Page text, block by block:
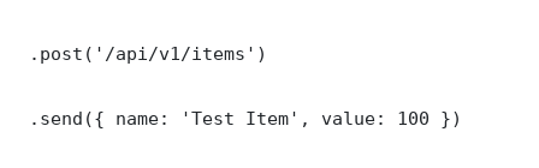
.post('/api/v1/items')
.send({ name: 'Test Item', value: 100 })